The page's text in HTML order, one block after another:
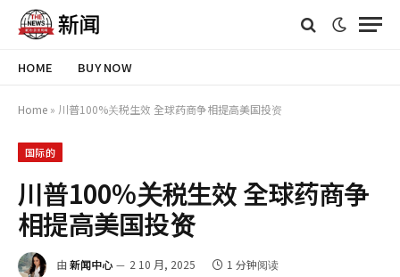
HOME BUY NOW
Home » 川普100%关税生效 全球药商争相提高美国投资
国际的
川普100%关税生效 全球药商争
相提高美国投资
由 新闻中心 2 10 月, 2025 1 分钟阅读